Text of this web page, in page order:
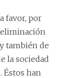
favor, por
también de
la sociedad
Éstos han